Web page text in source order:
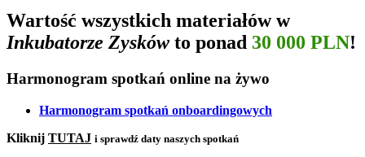
Wartość wszystkich materiałów w
Inkubatorze Zysków to ponad 30 000 PLN!
Harmonogram spotkań online na żywo
Harmonogram spotkań onboardingowych
Kliknij TUTAJ i sprawdź daty naszych spotkań